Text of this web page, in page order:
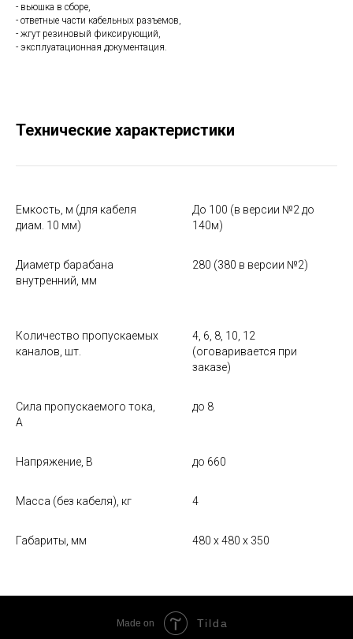
- вьюшка в сборе,
- ответные части кабельных разъемов,
- жгут резиновый фиксирующий,
- эксплуатационная документация.
Технические характеристики
Емкость, м (для кабеля
диам. 10 мм)
До 100 (в версии №2 до
140м)
Диаметр барабана
внутренний, мм
280 (380 в версии №2)
Количество пропускаемых
каналов, шт.
4, 6, 8, 10, 12
(оговаривается при
заказе)
Сила пропускаемого тока,
А
до 8
Напряжение, В до 660
Масса (без кабеля), кг 4
Габариты, мм 480 х 480 х 350
Made on Tilda